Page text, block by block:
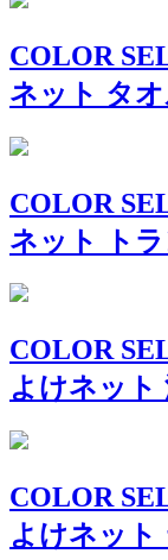
COLOR
ネット タ
COLOR
ネット ト
COLOR
よけネット
COLOR
よけネット